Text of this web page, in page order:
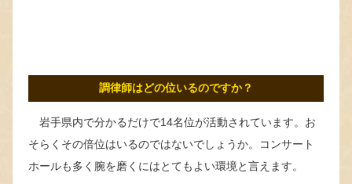
調律師はどの位いるのですか？
岩手県内で分かるだけで14名位が活動されています。お
そらくその倍位はいるのではないでしょうか。コンサート
ホールも多く腕を磨くにはとてもよい環境と言えます。